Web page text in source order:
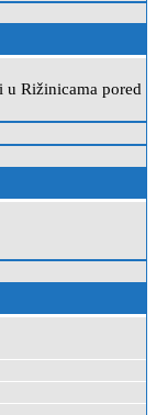
Rižinicama pored